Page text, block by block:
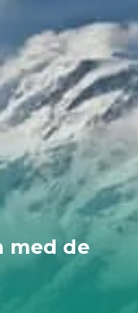
med de